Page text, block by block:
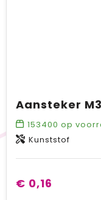
Aansteker
153400 op
Kunststof
€ 0,16